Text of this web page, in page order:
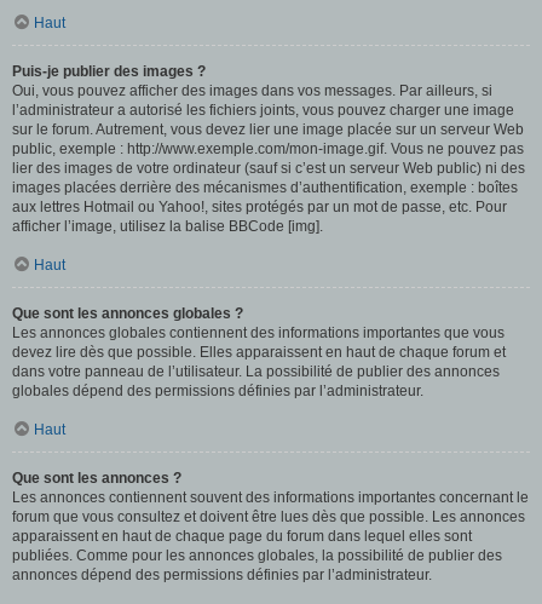
Haut
Puis-je publier des images ?
Oui, vous pouvez afficher des images dans vos messages. Par ailleurs, si
l’administrateur a autorisé les fichiers joints, vous pouvez charger une image
sur le forum. Autrement, vous devez lier une image placée sur un serveur Web
public, exemple : http://www.exemple.com/mon-image.gif. Vous ne pouvez pas
lier des images de votre ordinateur (sauf si c’est un serveur Web public) ni des
images placées derrière des mécanismes d’authentification, exemple : boîtes
aux lettres Hotmail ou Yahoo!, sites protégés par un mot de passe, etc. Pour
afficher l’image, utilisez la balise BBCode [img].
Haut
Que sont les annonces globales ?
Les annonces globales contiennent des informations importantes que vous
devez lire dès que possible. Elles apparaissent en haut de chaque forum et
dans votre panneau de l’utilisateur. La possibilité de publier des annonces
globales dépend des permissions définies par l’administrateur.
Haut
Que sont les annonces ?
Les annonces contiennent souvent des informations importantes concernant le
forum que vous consultez et doivent être lues dès que possible. Les annonces
apparaissent en haut de chaque page du forum dans lequel elles sont
publiées. Comme pour les annonces globales, la possibilité de publier des
annonces dépend des permissions définies par l’administrateur.